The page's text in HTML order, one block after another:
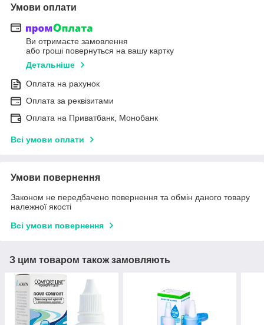
Умови оплати
Ви отримаєте замовлення
або гроші повернуться на вашу картку
Детальніше
Оплата на рахунок
Оплата за реквізитами
Оплата на Приватбанк, Монобанк
Всі умови оплати
Умови повернення
Законом не передбачено повернення та обмін даного товару
належної якості
Всі умови повернення
З цим товаром також замовляють